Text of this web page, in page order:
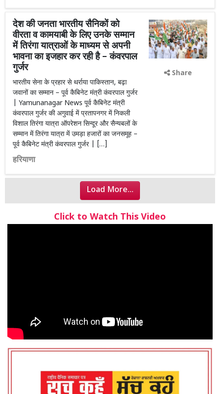
देश की जनता भारतीय सैनिकों को
वीरता व कामयाबी के लिए उनके सम्मान
में तिरंगा यात्राओं के माध्यम से अपनी
भावना का इजहार कर रही है – कंवरपाल
गुर्जर
भारतीय सेना के प्रहार से थर्राया पाकिस्तान, बढ़ा
जवानों का सम्मान – पूर्व कैबिनेट मंत्री कंवरपाल गुर्जर
| Yamunanagar News पूर्व कैबिनेट मंत्री
कंवरपाल गुर्जर की अगुवाई में प्रतापनगर में निकली
विशाल तिरंगा यात्रा ऑपरेशन सिन्दूर और सैन्यबलों के
सम्मान में तिरंगा यात्रा में उमड़ा हजारों का जनसमूह –
पूर्व कैबिनेट मंत्री कंवरपाल गुर्जर | […]
हरियाणा
Share
Load More...
Click to Watch This Video